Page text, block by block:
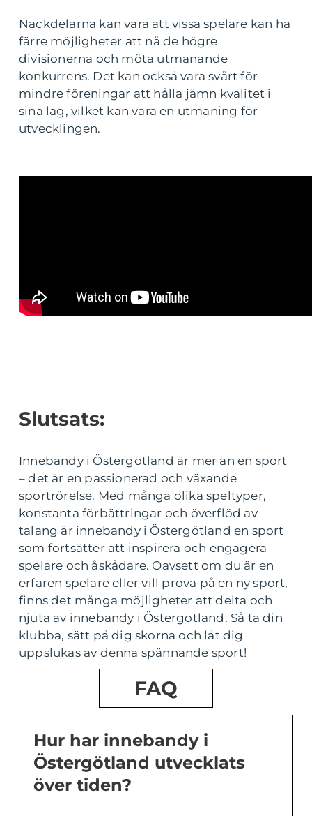
Nackdelarna kan vara att vissa spelare kan ha
färre möjligheter att nå de högre
divisionerna och möta utmanande
konkurrens. Det kan också vara svårt för
mindre föreningar att hålla jämn kvalitet i
sina lag, vilket kan vara en utmaning för
utvecklingen.
Slutsats:
Innebandy i Östergötland är mer än en sport
– det är en passionerad och växande
sportrörelse. Med många olika speltyper,
konstanta förbättringar och överflöd av
talang är innebandy i Östergötland en sport
som fortsätter att inspirera och engagera
spelare och åskådare. Oavsett om du är en
erfaren spelare eller vill prova på en ny sport,
finns det många möjligheter att delta och
njuta av innebandy i Östergötland. Så ta din
klubba, sätt på dig skorna och låt dig
uppslukas av denna spännande sport!
FAQ
Hur har innebandy i
Östergötland utvecklats
över tiden?